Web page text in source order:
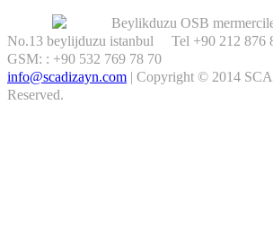
Beylikduzu OSB
No.13 beylijduzu istanbul Tel +90 212 876
GSM: : +90 532 769 78 70
info@scadizayn.com | Copyright © 2014
Reserved.